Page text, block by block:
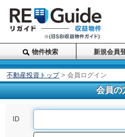
物件検索 新規会員
不動産投資トップ> 会員ログイン
会員の
ID